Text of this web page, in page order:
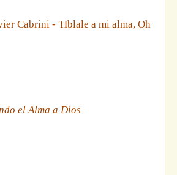
Cabrini - 'Hblale a mi alma, Oh
el Alma a Dios